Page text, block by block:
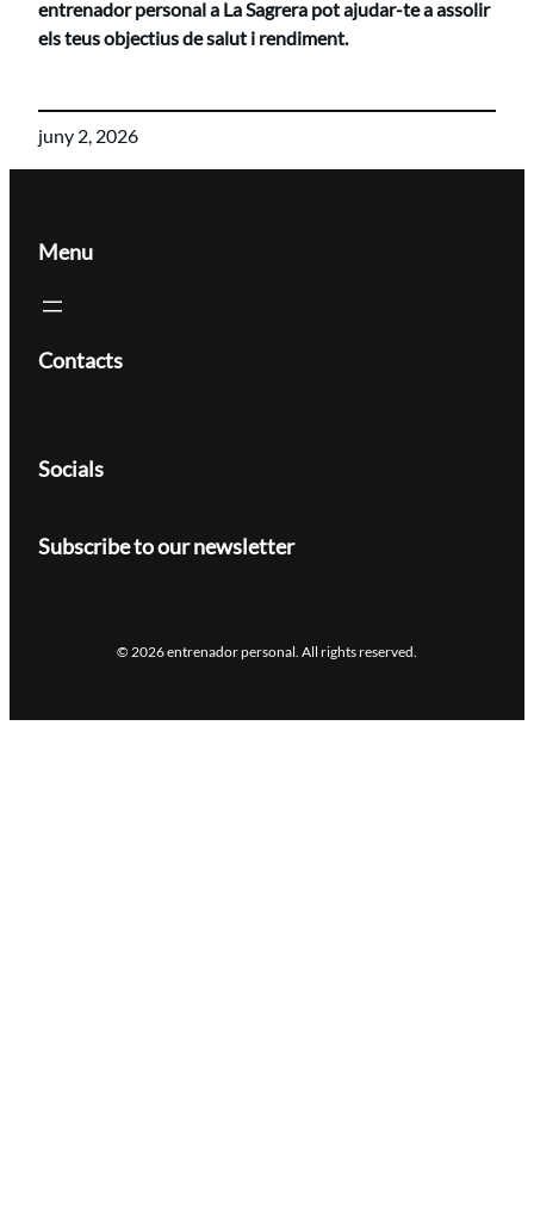
entrenador personal a La Sagrera pot ajudar-te a assolir
els teus objectius de salut i rendiment.
juny 2, 2026
Menu
Contacts
Socials
Subscribe to our newsletter
© 2026 entrenador personal. All rights reserved.